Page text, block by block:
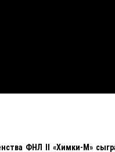
ФНЛ II «Химки-М»